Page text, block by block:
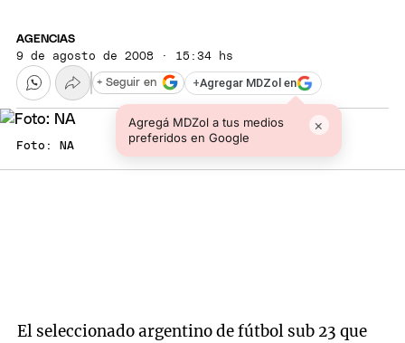
AGENCIAS
9 de agosto de 2008 · 15:34 hs
+Agregar MDZol en
Agregá MDZol a tus medios
preferidos en Google
×
+ Seguir en
Foto: NA
El seleccionado argentino de fútbol sub 23 que